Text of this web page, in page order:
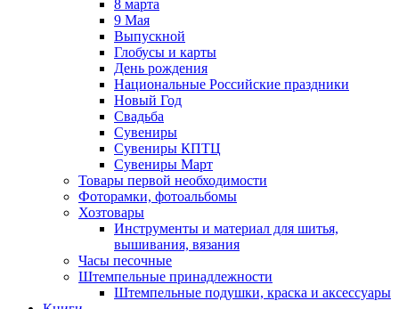
8 марта
9 Мая
Выпускной
Глобусы и карты
День рождения
Национальные Российские праздники
Новый Год
Свадьба
Сувениры
Сувениры КПТЦ
Сувениры Март
Товары первой необходимости
Фоторамки, фотоальбомы
Хозтовары
Инструменты и материал для шитья,
вышивания, вязания
Часы песочные
Штемпельные принадлежности
Штемпельные подушки, краска и аксессуары